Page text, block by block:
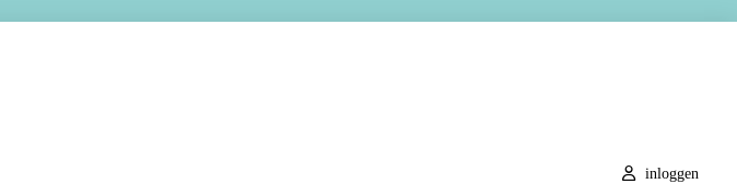
inloggen